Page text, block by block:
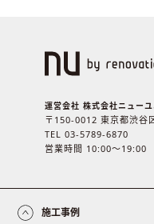
運営会社 株式会社ニュー
〒150-0012 東京都渋谷
TEL 03-5789-6870
営業時間 10:00〜19:00
施工事例